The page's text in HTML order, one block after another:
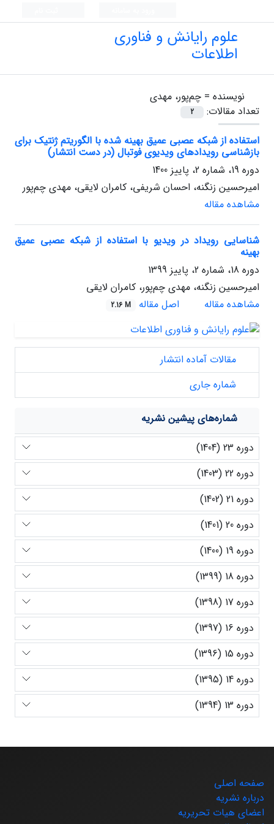
علوم رایانش و فناوری
اطلاعات
نویسنده = چم‌پور، مهدی
تعداد مقالات:
2
استفاده از شبکه عصبی عمیق بهینه شده با الگوریتم ژنتیک برای
بازشناسی رویدادهای ویدیوی فوتبال (در دست انتشار)
دوره 19، شماره 2، پاییز 1400
امیرحسین زنگنه، احسان شریفی، کامران لایقی، مهدی چم‌پور
مشاهده مقاله
شناسایی رویداد در ویدیو با استفاده از شبکه عصبی عمیق
بهینه
دوره 18، شماره 2، پاییز 1399
امیرحسین زنگنه، مهدی چم‌پور، کامران لایقی
مشاهده مقاله
اصل مقاله 2.16 M
مقالات آماده انتشار
شماره جاری
شماره‌های پیشین نشریه
دوره 23 (1404)
دوره 22 (1403)
دوره 21 (1402)
دوره 20 (1401)
دوره 19 (1400)
دوره 18 (1399)
دوره 17 (1398)
دوره 16 (1397)
دوره 15 (1396)
دوره 14 (1395)
دوره 13 (1394)
صفحه اصلی
درباره نشریه
اعضای هیات تحریریه